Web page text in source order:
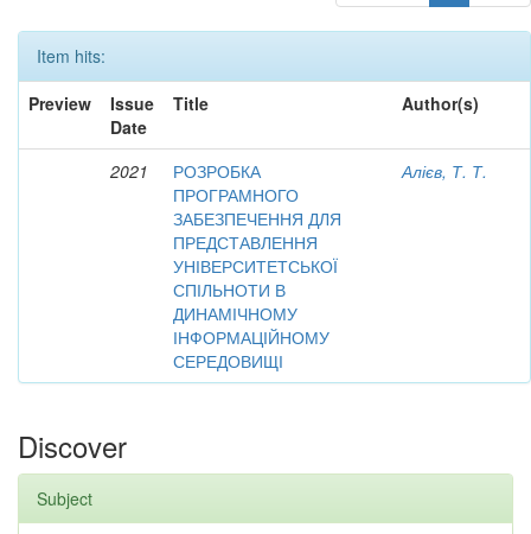
Item hits:
Preview
Issue
Date
Title Author(s)
2021
РОЗРОБКА
ПРОГРАМНОГО
ЗАБЕЗПЕЧЕННЯ ДЛЯ
ПРЕДСТАВЛЕННЯ
УНІВЕРСИТЕТСЬКОЇ
СПІЛЬНОТИ В
ДИНАМІЧНОМУ
ІНФОРМАЦІЙНОМУ
СЕРЕДОВИЩІ
Алієв, Т. Т.
Discover
Subject